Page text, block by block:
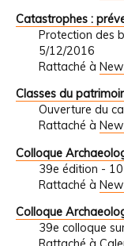
Catastrophes :
Protection des
5/12/2016
Rattaché à
Classes du
Ouverture du
Rattaché à
Colloque
39e édition -
Rattaché à
Colloque
39e colloque